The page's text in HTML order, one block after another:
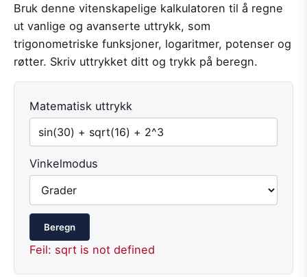
Bruk denne vitenskapelige kalkulatoren til å regne
ut vanlige og avanserte uttrykk, som
trigonometriske funksjoner, logaritmer, potenser og
røtter. Skriv uttrykket ditt og trykk på beregn.
Matematisk uttrykk
Vinkelmodus
Beregn
Feil: sqrt is not defined